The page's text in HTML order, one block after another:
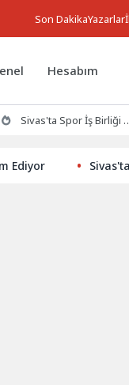
Son DakikaYazarlar
Hesabım
Sivas'ta Spor İş Birliği Protokolü İmzalandı
Sivas'ta Spor